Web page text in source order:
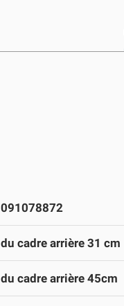
091078872
du cadre arrière 31 cm
du cadre arrière 45cm